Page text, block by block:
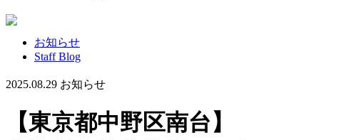
お知らせ
Staff Blog
2025.08.29 お知らせ
【東京都中野区南台】